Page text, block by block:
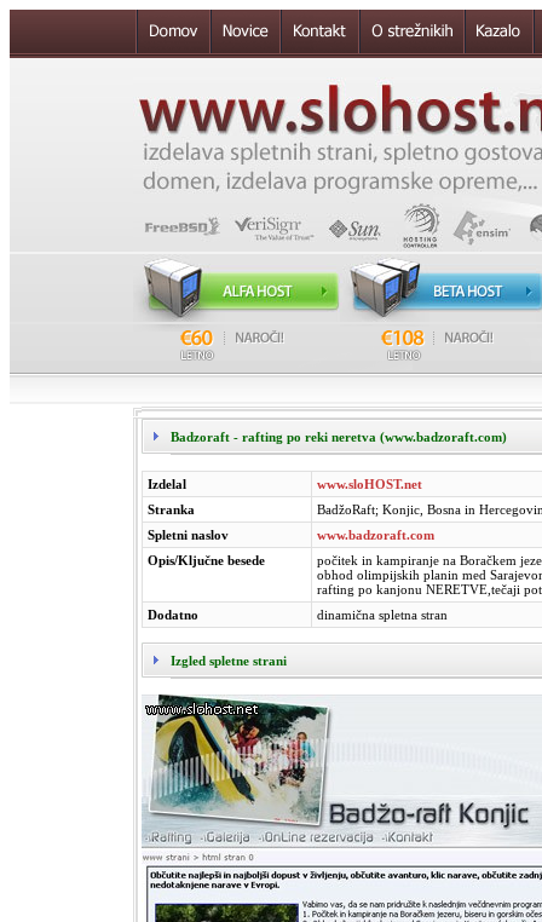
Badzoraft - rafting po reki neretva (www.badzoraft.com)
Izdelal
www.sloHOST.net
Stranka
BadžoRaft; Konjic, Bosna in
Spletni naslov
www.badzoraft.com
Opis/Ključne besede
počitek in kampiranje na Boračkem
obhod olimpijskih planin med
rafting po kanjonu NERETVE,tečaji
Dodatno
dinamična spletna stran
Izgled spletne strani